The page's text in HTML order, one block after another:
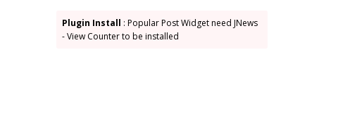
Plugin Install : Popular Post Widget need JNews
- View Counter to be installed